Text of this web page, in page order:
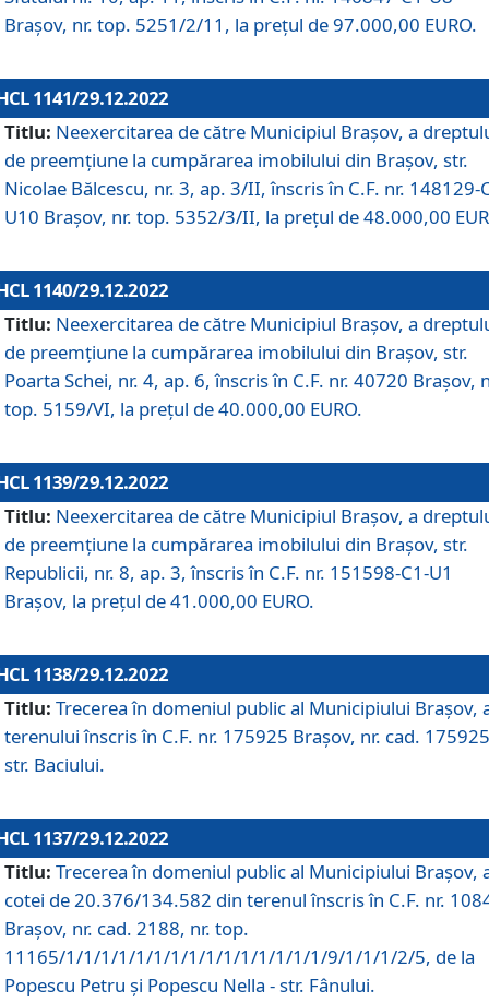
Brașov, nr. top. 5251/2/11, la prețul de 97.000,00 EURO.
1141/29.12.2022
Titlu: Neexercitarea de către Municipiul Brașov, a
de preemțiune la cumpărarea imobilului din Brașov, str.
Nicolae Bălcescu, nr. 3, ap. 3/II, înscris în C.F. nr. 148129-
U10 Brașov, nr. top. 5352/3/II, la prețul de 48.000,00
1140/29.12.2022
Titlu: Neexercitarea de către Municipiul Brașov, a
de preemțiune la cumpărarea imobilului din Brașov, str.
Poarta Schei, nr. 4, ap. 6, înscris în C.F. nr. 40720 Brașov,
top. 5159/VI, la prețul de 40.000,00 EURO.
1139/29.12.2022
Titlu: Neexercitarea de către Municipiul Brașov, a
de preemțiune la cumpărarea imobilului din Brașov, str.
Republicii, nr. 8, ap. 3, înscris în C.F. nr. 151598-C1-U1
Brașov, la prețul de 41.000,00 EURO.
1138/29.12.2022
Titlu: Trecerea în domeniul public al Municipiului Braşov,
terenului înscris în C.F. nr. 175925 Brașov, nr. cad.
str. Baciului.
1137/29.12.2022
Titlu: Trecerea în domeniul public al Municipiului Braşov,
cotei de 20.376/134.582 din terenul înscris în C.F. nr.
Brașov, nr. cad. 2188, nr. top.
11165/1/1/1/1/1/1/1/1/1/1/1/1/1/1/1/9/1/1/1/2/5, de la
Popescu Petru și Popescu Nella - str. Fânului.